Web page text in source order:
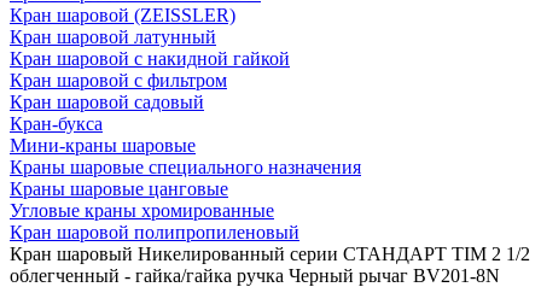
Кран шаровой (ZEISSLER)
Кран шаровой латунный
Кран шаровой с накидной гайкой
Кран шаровой с фильтром
Кран шаровой садовый
Кран-букса
Мини-краны шаровые
Краны шаровые специального назначения
Краны шаровые цанговые
Угловые краны хромированные
Кран шаровой полипропиленовый
Кран шаровый Никелированный серии СТАНДАРТ TIM 2 1/2
облегченный - гайка/гайка ручка Черный рычаг BV201-8N